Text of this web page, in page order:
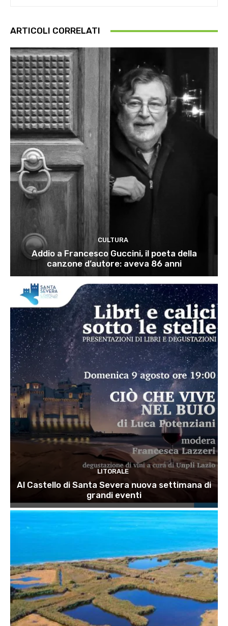
ARTICOLI CORRELATI
CULTURA
Addio a Francesco Guccini, il poeta della
canzone d’autore: aveva 86 anni
LITORALE
Al Castello di Santa Severa nuova settimana di
grandi eventi